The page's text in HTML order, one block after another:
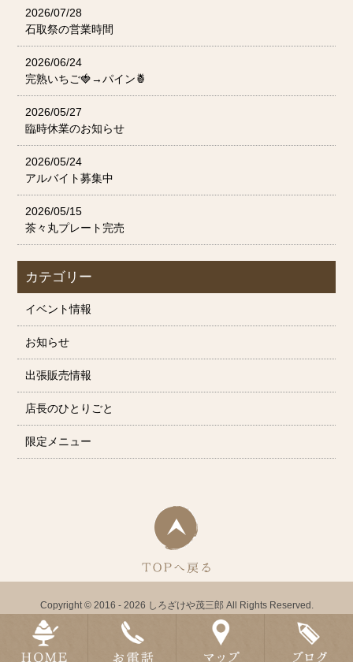
2026/07/28
石取祭の営業時間
2026/06/24
完熟いちご🍓→パイン🍍
2026/05/27
臨時休業のお知らせ
2026/05/24
アルバイト募集中
2026/05/15
茶々丸プレート完売
カテゴリー
イベント情報
お知らせ
出張販売情報
店長のひとりごと
限定メニュー
Copyright © 2016 - 2026 しろざけや茂三郎 All Rights Reserved.